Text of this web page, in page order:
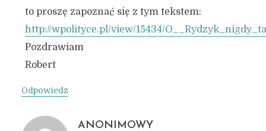
to proszę zapoznać się z tym tekstem:
http://wpolityce.pl/view/15434/
Pozdrawiam
Robert
Odpowiedz
ANONIMOWY